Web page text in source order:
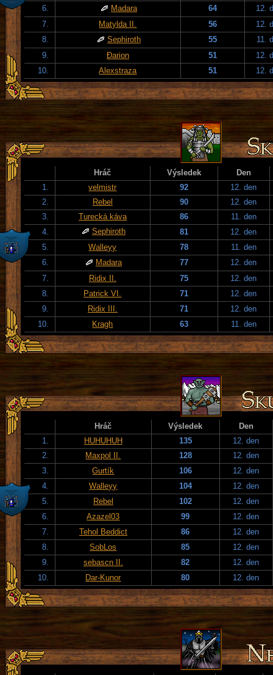
6.
Madara 64
12.
7.
Matylda II. 56
12.
8.
Sephiroth 55
11.
9.
Đarion 51
12.
10.
Alexstraza 51 12.
Hráč Výsledek
Den
1.
velmistr 92
12. den
2.
Rebel 90
12. den
3.
Turecká káva 86
11. den
4.
Sephiroth 81
12. den
5.
Walleyy 78
11. den
6.
Madara 77
12. den
7.
Ridix II. 75
12. den
8.
Patrick VI. 71
12. den
9.
Ridix III. 71
12. den
10.
Kragh 63 11. den
Hráč Výsledek
Den
1.
HUHUHUH 135
12. den
2.
Maxpol II. 128
12. den
3.
Gurtík 106
12. den
4.
Walleyy 104
12. den
5.
Rebel 102
12. den
6.
Azazel03 99
12. den
7.
Tehol Beddict 86
12. den
8.
SobLos 85
12. den
9.
sebascn II. 82
12. den
10.
Dar-Kunor 80 12. den